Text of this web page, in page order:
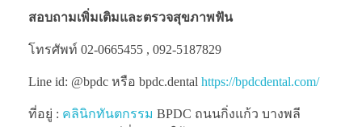
สอบถามเพิ่มเติมและตรวจสุขภาพฟัน
โทรศัพท์ 02-0665455 , 092-5187829
Line id: @bpdc หรือ bpdc.dental https://bpdcdental.com/
ที่อยู่ : คลินิกทันตกรรม BPDC ถนนกิ่งแก้ว บางพลี